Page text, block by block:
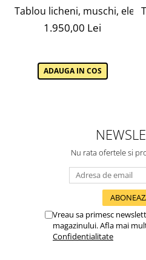
Tablou licheni, muschi,
1.950,00 Lei
ADAUGA IN COS
Nu rata ofertele si
Vreau sa primesc
magazinului. Afla mai
Confidentialitate